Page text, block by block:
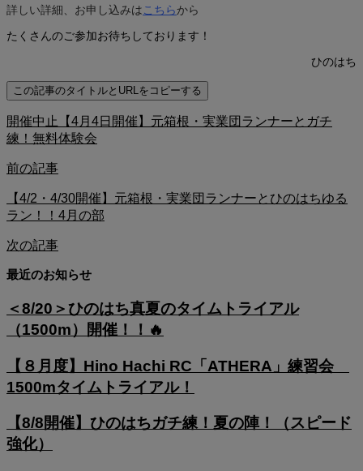
詳しい詳細、お申し込みは こちらから
たくさんのご参加お待ちしております！
ひのはち
この記事のタイトルとURLをコピーする
開催中止【4月4日開催】元箱根・実業団ランナーとガチ
練！無料体験会
前の記事
【4/2・4/30開催】元箱根・実業団ランナーとひのはちゆる
ラン！！4月の部
次の記事
最近のお知らせ
＜8/20＞ひのはち真夏のタイムトライアル
（1500m）開催！！🔥
【８月度】Hino Hachi RC「ATHERA」練習会
1500mタイムトライアル！
【8/8開催】ひのはちガチ練！夏の陣！（スピード
強化）